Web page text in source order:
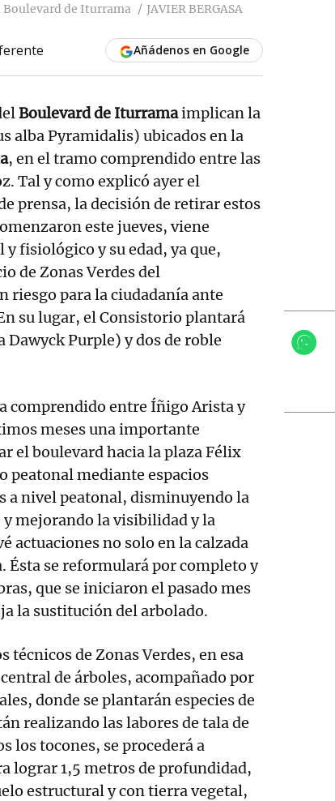
Boulevard de Iturrama JAVIER BERGASA
Añádenos en Google
Boulevard de Iturramaimplican la
alba Pyramidalis) ubicados en la
, en el tramo comprendido entre las
Tal y como explicó ayer el
prensa, la decisión de retirar estos
este jueves, viene
fisiológico y su edad, ya que,
de Zonas Verdes del
riesgo para la ciudadanía ante
su lugar, el Consistorio plantará
Dawyck Purple) y dos de roble
comprendido entre Íñigo Arista y
meses una importante
el boulevard hacia la plaza Félix
peatonal mediante espacios
a nivel peatonal, disminuyendo la
mejorando la visibilidad y la
actuaciones no solo en la calzada
Ésta se reformulará por completo y
que se iniciaron el pasado mes
la sustitución del arbolado.
técnicos de Zonas Verdes, en esa
de árboles, acompañado por
donde se plantarán especies de
realizando las labores de tala de
los tocones, se procederá a
lograr 1,5 metros de profundidad,
estructural y con tierra vegetal,